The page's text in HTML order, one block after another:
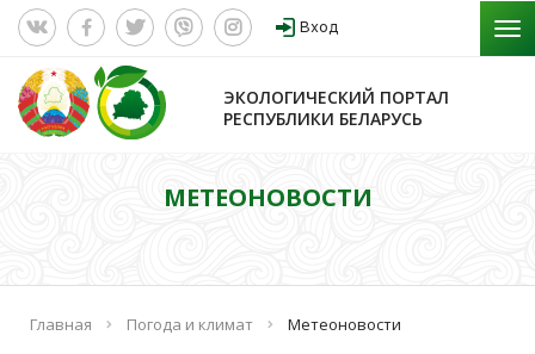
Вход
ЭКОЛОГИЧЕСКИЙ ПОРТАЛ
РЕСПУБЛИКИ БЕЛАРУСЬ
МЕТЕОНОВОСТИ
Главная Погода и климат Метеоновости